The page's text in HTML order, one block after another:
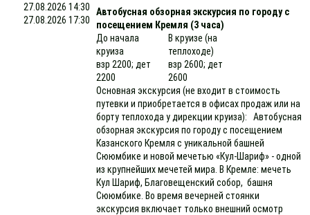
27.08.2026 14:30
27.08.2026 17:30
Автобусная обзорная экскурсия по городу с
посещением Кремля (3 часа)
До начала
круиза
взр 2200; дет
2200
В круизе (на
теплоходе)
взр 2600; дет
2600
Основная экскурсия (не входит в стоимость
путевки и приобретается в офисах продаж или на
борту теплохода у дирекции круиза): Автобусная
обзорная экскурсия по городу с посещением
Казанского Кремля с уникальной башней
Сююмбике и новой мечетью «Кул-Шариф» - одной
из крупнейших мечетей мира. В Кремле: мечеть
Кул Шариф, Благовещенский собор, башня
Сююмбике. Во время вечерней стоянки
экскурсия включает только внешний осмотр